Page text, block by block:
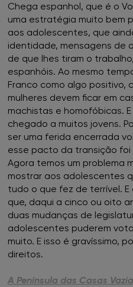
Chega espanhol, que é o
uma estratégia muito bem
aos adolescentes, que
identidade, mensagens de
de que lhes tiram o
espanhóis. Ao mesmo
Franco como algo positivo,
mulheres devem ficar em
machistas e homofóbicas.
chegado a muitos jovens.
ser uma ferida encerrada
esse pacto da transição foi
Agora temos um problema
mostrar aos adolescentes
tudo o que fez de terrível.
que, daqui a cinco ou oito
duas mudanças de
adolescentes puderem
muito. E isso é gravíssimo,
direitos.
A Península das Casas